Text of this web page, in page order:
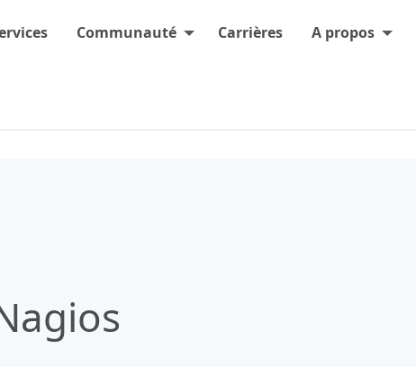
Communauté Carrières A propos